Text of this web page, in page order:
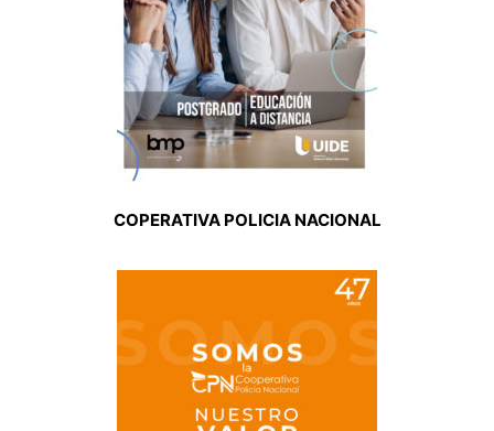
COPERATIVA POLICIA NACIONAL